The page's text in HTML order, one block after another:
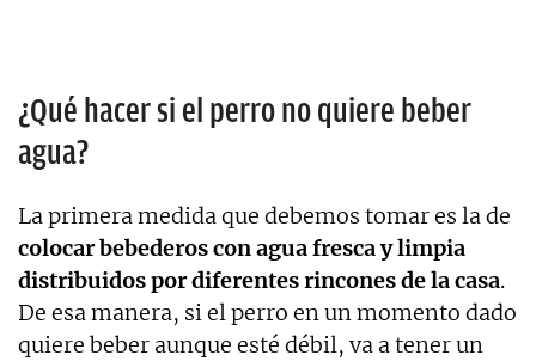
¿Qué hacer si el perro no quiere beber
agua?
La primera medida que debemos tomar es la de
colocar bebederos con agua fresca y limpia
distribuidos por diferentes rincones de la casa.
De esa manera, si el perro en un momento dado
quiere beber aunque esté débil, va a tener un